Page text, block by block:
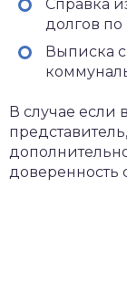
Справка
долгов по
Выписка с
В случае если